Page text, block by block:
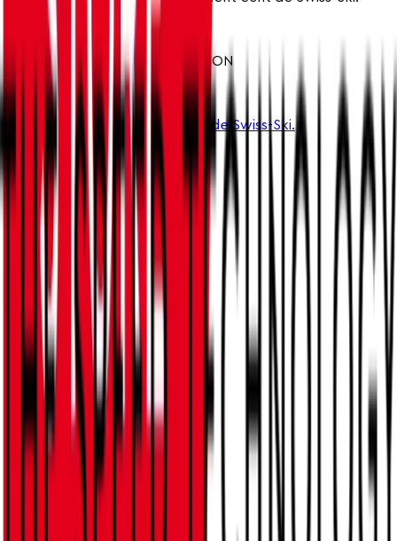
Août 2024
PARTENAIRES DE LA FÉDÉRATION
COMMUNITY-NEWSLETTER
Restez informé sur les équipes de Swiss-Ski.
MAIN PARTNER
PREMIUM PARTNER
BON À SAVOIR
À propos de nous
POUR VOUS
FAQ
Avantages pour les membres
SOCIALS
Tu peux te connecter ici